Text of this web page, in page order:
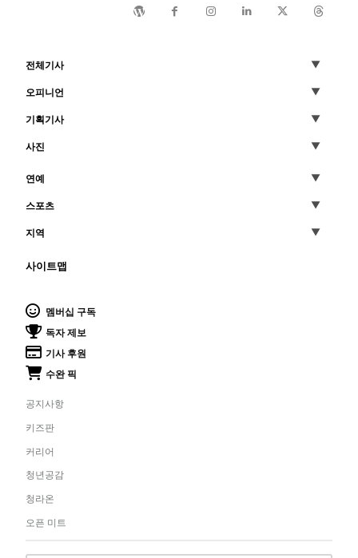
전체기사
오피니언
기획기사
사진
연예
스포츠
지역
사이트맵
멤버십 구독
독자 제보
기사 후원
수완 픽
공지사항
키즈판
커리어
청년공감
청라온
오픈 미트